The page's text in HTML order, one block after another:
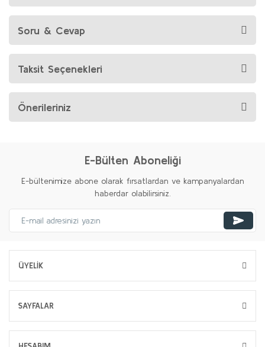
Soru & Cevap
Taksit Seçenekleri
Önerileriniz
E-Bülten Aboneliği
E-bültenimize abone olarak fırsatlardan ve kampanyalardan
haberdar olabilirsiniz.
ÜYELİK
SAYFALAR